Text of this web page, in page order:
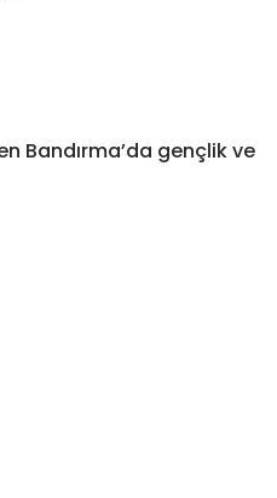
Bandırma’da gençlik ve